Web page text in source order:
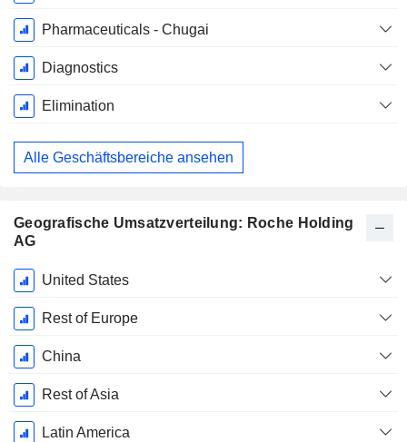
Geschäftsjahres:
Dezember
Pharmaceuticals - Chugai
Diagnostics
Elimination
Alle Geschäftsbereiche ansehen
Geografische Umsatzverteilung: Roche Holding
AG
Ende d.
Geschäftsjahres:
Dezember
United States
Rest of Europe
China
Rest of Asia
Latin America